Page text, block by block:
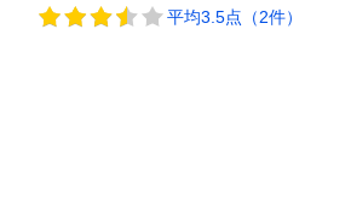
平均3.5点（2件）